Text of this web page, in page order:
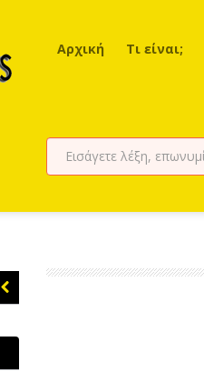
Αρχική Τι είναι;